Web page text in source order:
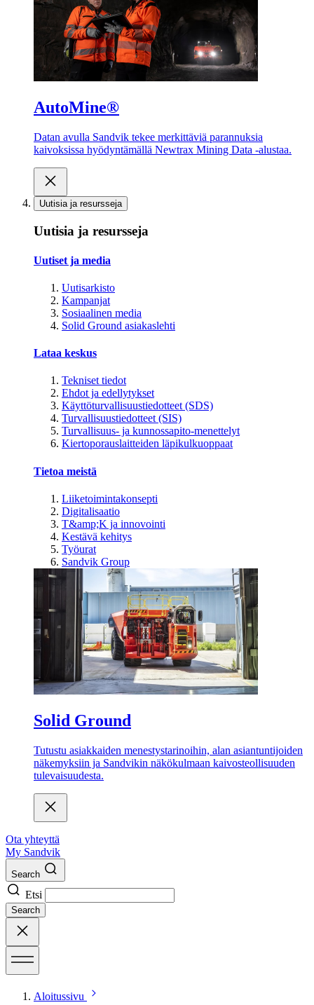
AutoMine®
Datan avulla Sandvik tekee merkittäviä parannuksia
kaivoksissa hyödyntämällä Newtrax Mining Data -alustaa.
Uutisia ja resursseja
Uutisia ja resursseja
Uutiset ja media
Uutisarkisto
Kampanjat
Sosiaalinen media
Solid Ground asiakaslehti
Lataa keskus
Tekniset tiedot
Ehdot ja edellytykset
Käyttöturvallisuustiedotteet (SDS)
Turvallisuustiedotteet (SIS)
Turvallisuus- ja kunnossapito-menettelyt
Kiertoporauslaitteiden läpikulkuoppaat
Tietoa meistä
Liiketoimintakonsepti
Digitalisaatio
T&amp;K ja innovointi
Kestävä kehitys
Työurat
Sandvik Group
Solid Ground
Tutustu asiakkaiden menestystarinoihin, alan asiantuntijoiden
näkemyksiin ja Sandvikin näkökulmaan kaivosteollisuuden
tulevaisuudesta.
Ota yhteyttä
My Sandvik
Search
Etsi
Search
Aloitussivu